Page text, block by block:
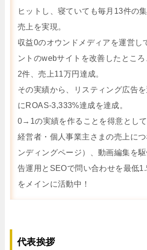
ヒットし、寝ていても毎月13件の
売上を実現。
収益0のオウンドメディアを運営し
ントのwebサイトを改善したとこ
2件、売上11万円達成。
その実績から、リスティング広告
にROAS-3,333%達成を達成。
0→1の実績を作ることを得意として
経営者・個人事業主さまの売上に
ンディングページ）、動画編集を
告運用とSEOで問い合わせを最低
をメインに活動中！
代表挨拶